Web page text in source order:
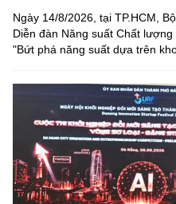
Ngày 14/8/2026, tại TP.HCM,
Diễn đàn Năng suất Chất
"Bứt phá năng suất dựa trên